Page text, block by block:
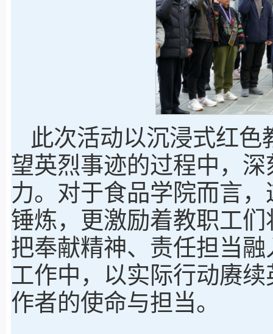
此次活动以沉浸式红
望英烈事迹的过程中，
力。对于食品学院而言
锤炼，更激励着教职工们
把奉献精神、责任担当
工作中，以实际行动赓
作者的使命与担当。